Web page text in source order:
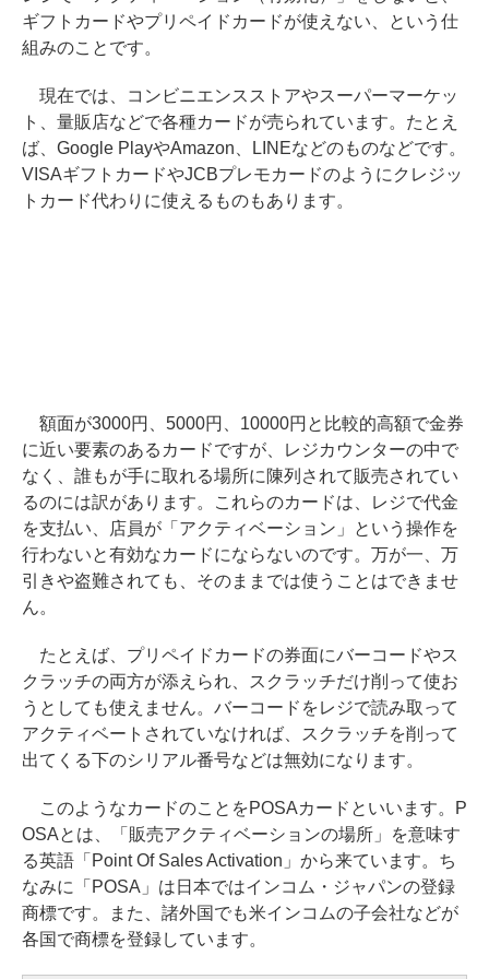
ギフトカードやプリペイドカードが使えない、という仕
組みのことです。
現在では、コンビニエンスストアやスーパーマーケッ
ト、量販店などで各種カードが売られています。たとえ
ば、Google PlayやAmazon、LINEなどのものなどです。
VISAギフトカードやJCBプレモカードのようにクレジッ
トカード代わりに使えるものもあります。
額面が3000円、5000円、10000円と比較的高額で金券
に近い要素のあるカードですが、レジカウンターの中で
なく、誰もが手に取れる場所に陳列されて販売されてい
るのには訳があります。これらのカードは、レジで代金
を支払い、店員が「アクティベーション」という操作を
行わないと有効なカードにならないのです。万が一、万
引きや盗難されても、そのままでは使うことはできませ
ん。
たとえば、プリペイドカードの券面にバーコードやス
クラッチの両方が添えられ、スクラッチだけ削って使お
うとしても使えません。バーコードをレジで読み取って
アクティベートされていなければ、スクラッチを削って
出てくる下のシリアル番号などは無効になります。
このようなカードのことをPOSAカードといいます。P
OSAとは、「販売アクティベーションの場所」を意味す
る英語「Point Of Sales Activation」から来ています。ち
なみに「POSA」は日本ではインコム・ジャパンの登録
商標です。また、諸外国でも米インコムの子会社などが
各国で商標を登録しています。